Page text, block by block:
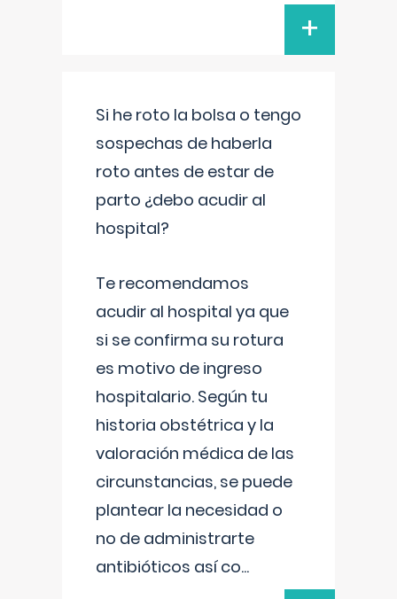
+
Si he roto la bolsa o tengo
sospechas de haberla
roto antes de estar de
parto ¿debo acudir al
hospital?
Te recomendamos
acudir al hospital ya que
si se confirma su rotura
es motivo de ingreso
hospitalario. Según tu
historia obstétrica y la
valoración médica de las
circunstancias, se puede
plantear la necesidad o
no de administrarte
antibióticos así co...